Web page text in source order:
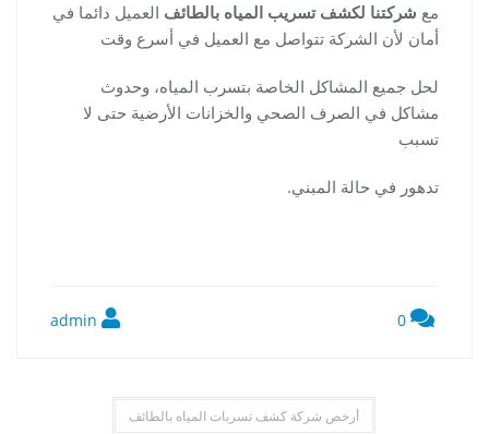
مع شركتنا لكشف تسريب المياه بالطائف العميل دائما في
أمان لأن الشركة تتواصل مع العميل في أسرع وقت
لحل جميع المشاكل الخاصة بتسرب المياه، وحدوث
مشاكل في الصرف الصحي والخزانات الأرضية حتى لا
تسبب
تدهور في حالة المبني.
أرخص شركة كشف تسربات المياه بالطائف